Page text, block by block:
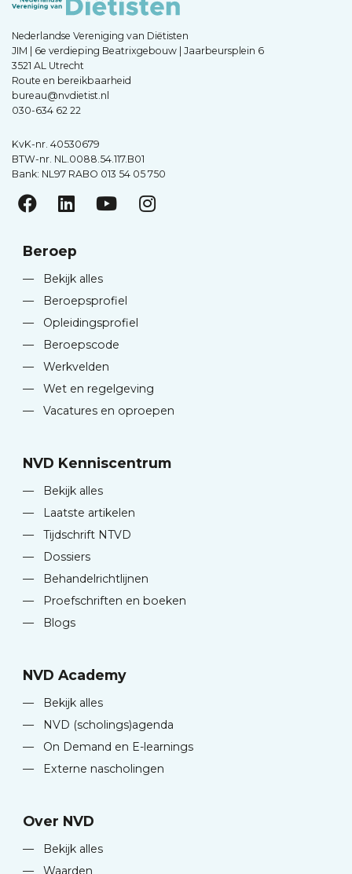
Nederlandse Vereniging van Diëtisten
JIM | 6e verdieping Beatrixgebouw | Jaarbeursplein 6
3521 AL Utrecht
Route en bereikbaarheid
bureau@nvdietist.nl
030-634 62 22
KvK-nr. 40530679
BTW-nr. NL.0088.54.117.B01
Bank: NL97 RABO 013 54 05 750
Beroep
—
Bekijk alles
—
Beroepsprofiel
—
Opleidingsprofiel
—
Beroepscode
—
Werkvelden
—
Wet en regelgeving
—
Vacatures en oproepen
NVD Kenniscentrum
—
Bekijk alles
—
Laatste artikelen
—
Tijdschrift NTVD
—
Dossiers
—
Behandelrichtlijnen
—
Proefschriften en boeken
—
Blogs
NVD Academy
—
Bekijk alles
—
NVD (scholings)agenda
—
On Demand en E-learnings
—
Externe nascholingen
Over NVD
—
Bekijk alles
—
Waarden